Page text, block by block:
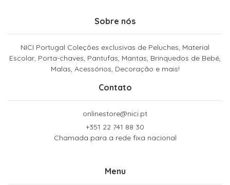
Sobre nós
NICI Portugal Coleções exclusivas de Peluches, Material
Escolar, Porta-chaves, Pantufas, Mantas, Brinquedos de Bebé,
Malas, Acessórios, Decoração e mais!
Contato
onlinestore@nici.pt
+351 22 741 88 30
Chamada para a rede fixa nacional
Menu